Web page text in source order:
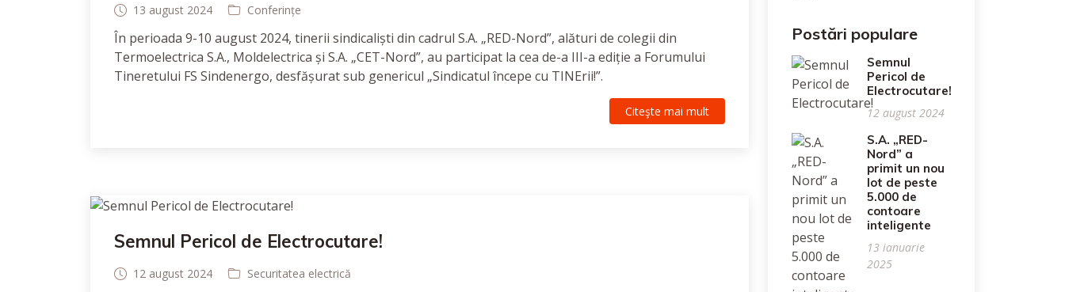
13 august 2024 Conferințe
În perioada 9-10 august 2024, tinerii sindicaliști din cadrul S.A. „RED-Nord”, alături de colegii din
Termoelectrica S.A., Moldelectrica și S.A. „CET-Nord”, au participat la cea de-a III-a ediție a Forumului
Tineretului FS Sindenergo, desfășurat sub genericul „Sindicatul începe cu TINErii!”.
Citeşte mai mult
Semnul Pericol de Electrocutare!
12 august 2024 Securitatea electrică
Postări populare
Semnul
Pericol de
Electrocutare!
12 august 2024
S.A. „RED-
Nord” a
primit un nou
lot de peste
5.000 de
contoare
inteligente
13 ianuarie
2025